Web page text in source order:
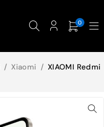
0
/ Xiaomi / XIAOMI Redmi